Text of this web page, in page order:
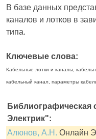
В базе данных
каналов и лотков в
типа.
Ключевые слова:
Кабельные лотки и каналы,
кабельный канал, параметры
Библиографическая
Электрик":
Алюнов, А.Н. Онлайн